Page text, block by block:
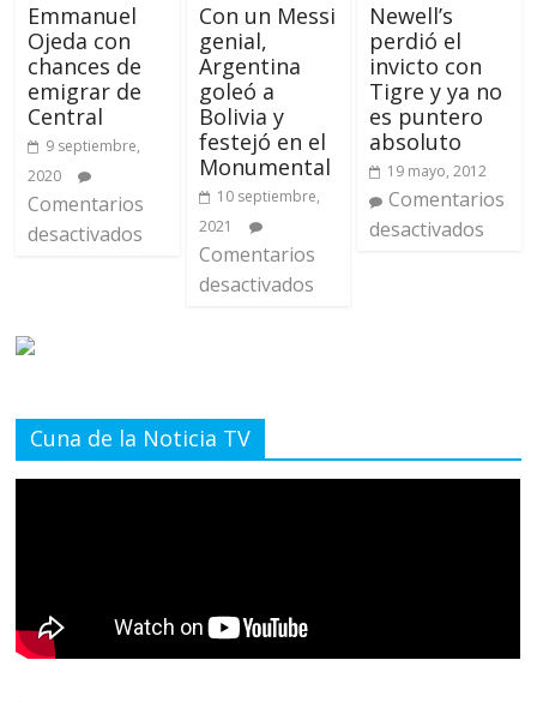
Emmanuel
Ojeda con
chances de
emigrar de
Central
9 septiembre,
2020
Comentarios
desactivados
Con un Messi
genial,
Argentina
goleó a
Bolivia y
festejó en el
Monumental
10 septiembre,
2021
Comentarios
desactivados
Newell’s
perdió el
invicto con
Tigre y ya no
es puntero
absoluto
19 mayo, 2012
Comentarios
desactivados
Cuna de la Noticia TV